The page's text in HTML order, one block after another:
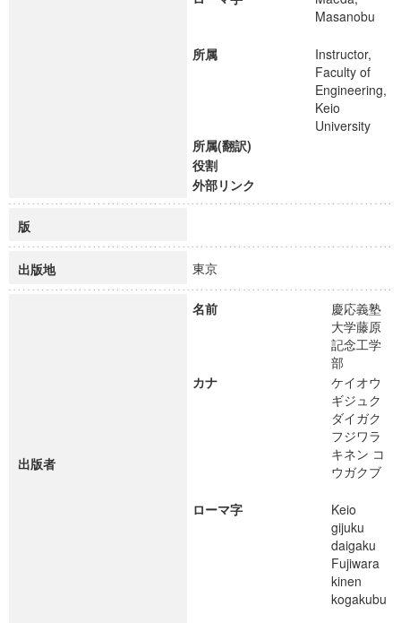
Masanobu
所属
Instructor,
Faculty of
Engineering,
Keio
University
所属(翻訳)
役割
外部リンク
版
出版地 東京
出版者
名前
慶応義塾
大学藤原
記念工学
部
カナ
ケイオウ
ギジュク
ダイガク
フジワラ
キネン コ
ウガクブ
ローマ字
Keio
gijuku
daigaku
Fujiwara
kinen
kogakubu